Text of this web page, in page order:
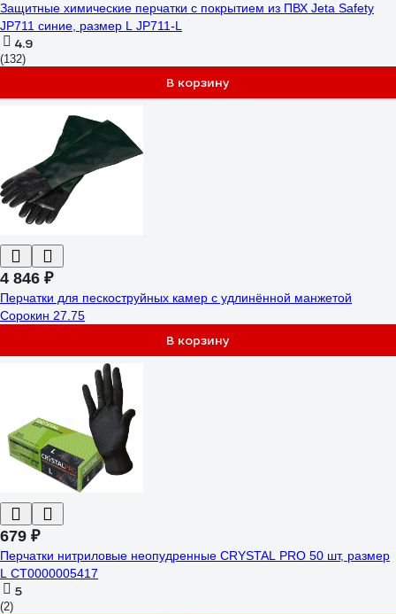
Защитные химические перчатки с покрытием из ПВХ Jeta Safety
JP711 синие, размер L JP711-L
4.9
(132)
В корзину
4 846 ₽
Перчатки для пескоструйных камер с удлинённой манжетой
Сорокин 27.75
В корзину
679 ₽
Перчатки нитриловые неопудренные CRYSTAL PRO 50 шт, размер
L CT0000005417
5
(2)